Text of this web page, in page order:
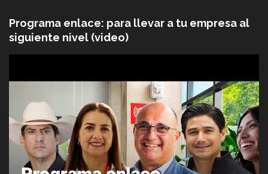
Programa enlace: para llevar a tu empresa al
siguiente nivel (video)